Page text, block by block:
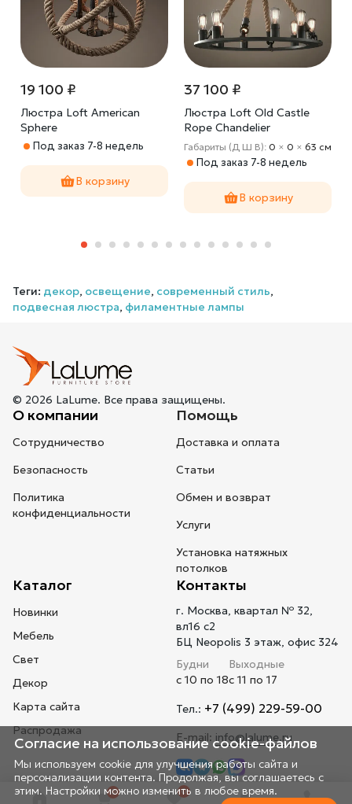
0 0
19 100 ₽
Люстра Loft American
Sphere
Под заказ 7-8 недель
В корзину
37 100 ₽
Люстра Loft Old Castle
Rope Chandelier
Габариты (Д Ш В): 0 × 0 × 63 cм
Под заказ 7-8 недель
В корзину
Теги: декор, освещение, современный стиль,
подвесная люстра, филаментные лампы
© 2026 LaLume. Все права защищены.
О компании
Сотрудничество
Безопасность
Политика
конфиденциальности
Помощь
Доставка и оплата
Статьи
Обмен и возврат
Услуги
Установка натяжных
потолков
Каталог
Новинки
Мебель
Свет
Декор
Карта сайта
Распродажа
Контакты
г. Москва, квартал № 32,
вл16 с2
БЦ Neopolis 3 этаж, офис 324
Будни
с 10 по 18
Выходные
с 11 по 17
Тел.: +7 (499) 229-59-00
E-mail: info@lalume.ru
Согласие на использование cookie-файлов
Мы используем cookie для улучшения работы сайта и
персонализации контента. Продолжая, вы соглашаетесь с
этим. Настройки можно изменить в любое время.